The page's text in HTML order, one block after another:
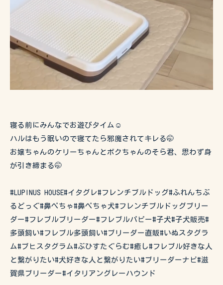
寝る前にみんなでお遊びタイム☺️
ハルはもう眠いので寝てたら邪魔されてキレる🤭
お嬢ちゃんのケリーちゃんとボクちゃんのそら君、思わず身
が引き締まる🤭
#LUPINUS HOUSE#イタグレ#フレンチブルドッグ#ふれんちぶ
るどっぐ#鼻ぺちゃ#鼻ぺちゃ犬#フレンチブルドッグブリー
ダー#フレブルブリーダー#フレブルパピー#子犬#子犬販売#
多頭飼い#フレブル多頭飼い#ブリーダー直販#いぬスタグラ
ム#ブヒスタグラム#ぶひすたぐらむ#癒し#フレブル好きな人
と繋がりたい#犬好きな人と繋がりたい#ブリーダーナビ#滋
賀県ブリーダー#イタリアングレーハウンド